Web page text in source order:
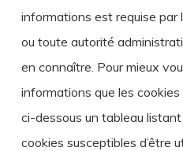
informations est requise par
ou toute autorité
en connaître. Pour mieux
informations que les
ci-dessous un tableau
cookies susceptibles d’être